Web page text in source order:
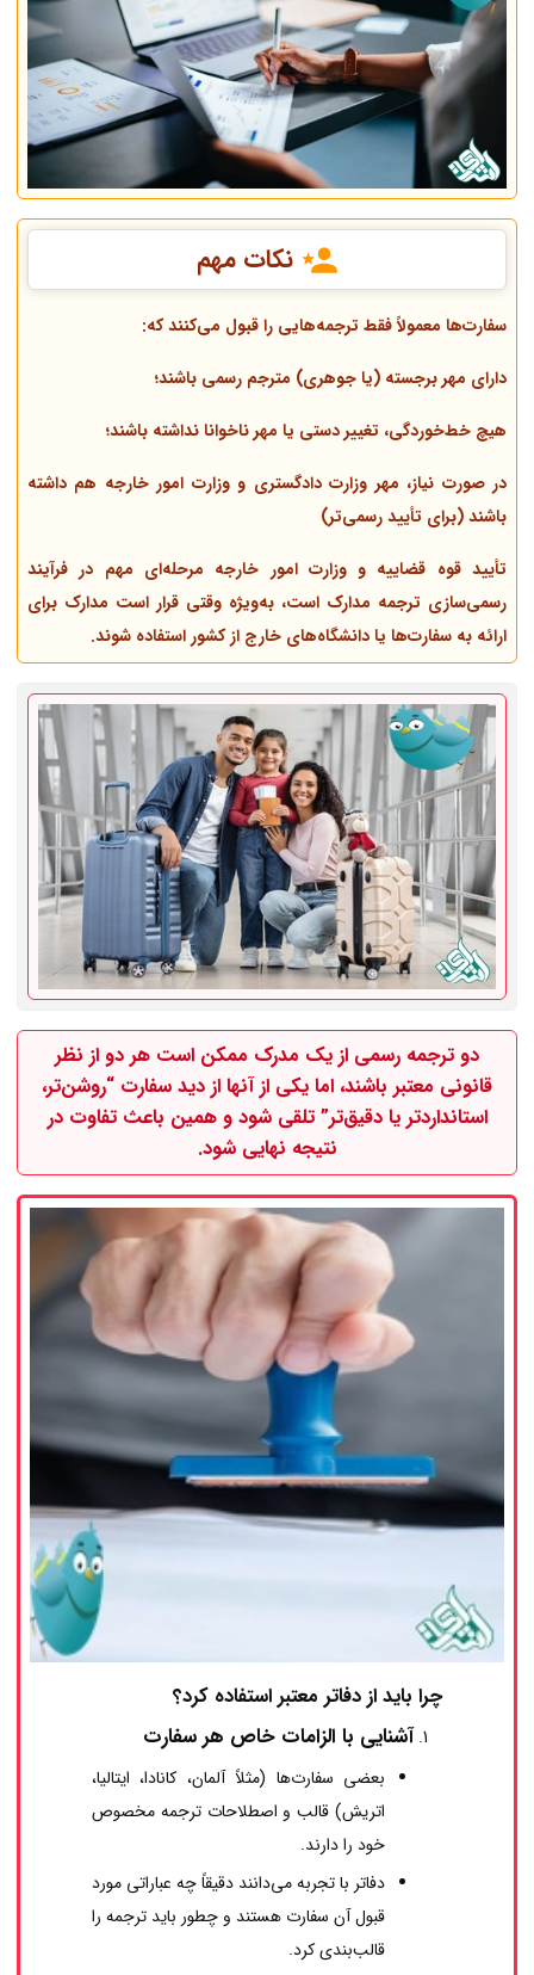
نکات مهم
سفارت‌ها معمولاً فقط ترجمه‌هایی را قبول می‌کنند که:
دارای مهر برجسته (یا جوهری) مترجم رسمی باشند؛
هیچ خط‌خوردگی، تغییر دستی یا مهر ناخوانا نداشته باشند؛
در صورت نیاز، مهر وزارت دادگستری و وزارت امور خارجه هم داشته
باشند (برای تأیید رسمی‌تر)
تأیید قوه قضاییه و وزارت امور خارجه مرحله‌ای مهم در فرآیند
رسمی‌سازی ترجمه مدارک است، به‌ویژه وقتی قرار است مدارک برای
ارائه به سفارت‌ها یا دانشگاه‌های خارج از کشور استفاده شوند.
دو ترجمه رسمی از یک مدرک ممکن است هر دواز نظر
قانونی معتبر باشند، اما یکی از آنهااز دید سفارت “روشن‌تر،
استانداردتر یا دقیق‌تر”تلقی شود و همین باعث تفاوت در
نتیجه نهایی شود.
چرا باید از دفاتر معتبر استفاده کرد؟
آشنایی با الزامات خاص هر سفارت
بعضی سفارت‌ها (مثلاً آلمان، کانادا، ایتالیا،
اتریش) قالب و اصطلاحات ترجمه مخصوص
خود را دارند.
دفاتر با تجربه می‌دانند دقیقاً چه عباراتی مورد
قبول آن سفارت هستند و چطور باید ترجمه را
قالب‌بندی کرد.